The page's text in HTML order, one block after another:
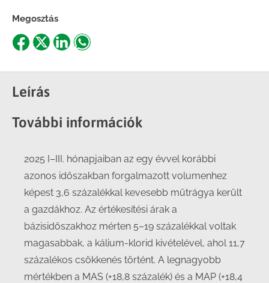
Megosztás
Share
Facebook
Share
X
ShareShare
Leírás
További információk
2025 I–III. hónapjaiban az egy évvel korábbi
azonos időszakban forgalmazott volumenhez
képest 3,6 százalékkal kevesebb műtrágya került
a gazdákhoz. Az értékesítési árak a
bázisidőszakhoz mérten 5–19 százalékkal voltak
magasabbak, a kálium-klorid kivételével, ahol 11,7
százalékos csökkenés történt. A legnagyobb
mértékben a MAS (+18,8 százalék) és a MAP (+18,4